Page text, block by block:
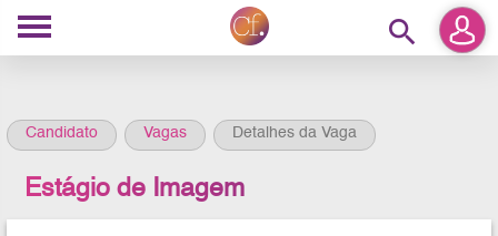
search
Candidato Vagas Detalhes da Vaga
Estágio de Imagem